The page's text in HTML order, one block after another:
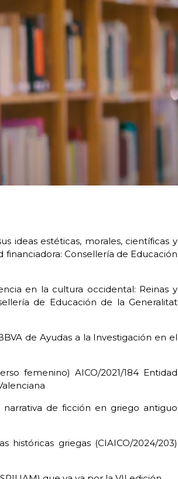
ideas estéticas, morales, científicas y
Consellería de Educación
en la cultura occidental: Reinas y
de Educación de la Generalitat
de Ayudas a la Investigación en el
femenino) AICO/2021/184 Entidad
de ficción en griego antiguo
griegas (CIAICO/2024/203)